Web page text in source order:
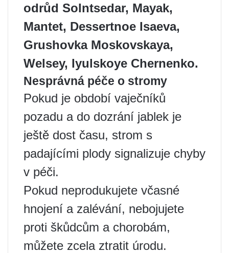
odrůd Solntsedar, Mayak,
Mantet, Dessertnoe Isaeva,
Grushovka Moskovskaya,
Welsey, Iyulskoye Chernenko.
Nesprávná péče o stromy
Pokud je období vaječníků
pozadu a do dozrání jablek je
ještě dost času, strom s
padajícími plody signalizuje chyby
v péči.
Pokud neprodukujete včasné
hnojení a zalévání, nebojujete
proti škůdcům a chorobám,
můžete zcela ztratit úrodu.